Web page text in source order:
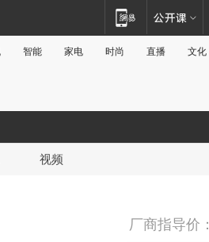
智能 家电 时尚 直播 文化
视频
厂商指导价